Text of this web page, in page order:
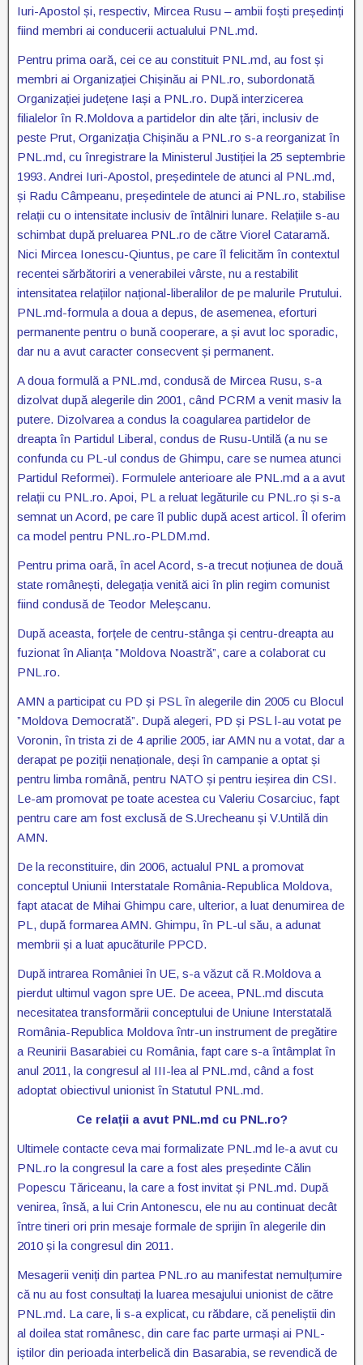
Iuri-Apostol și, respectiv, Mircea Rusu – ambii foști președinți
fiind membri ai conducerii actualului PNL.md.
Pentru prima oară, cei ce au constituit PNL.md, au fost și
membri ai Organizației Chișinău ai PNL.ro, subordonată
Organizației județene Iași a PNL.ro. După interzicerea
filialelor în R.Moldova a partidelor din alte țări, inclusiv de
peste Prut, Organizația Chișinău a PNL.ro s-a reorganizat în
PNL.md, cu înregistrare la Ministerul Justiției la 25 septembrie
1993. Andrei Iuri-Apostol, președintele de atunci al PNL.md,
și Radu Câmpeanu, președintele de atunci ai PNL.ro, stabilise
relații cu o intensitate inclusiv de întâlniri lunare. Relațiile s-au
schimbat după preluarea PNL.ro de către Viorel Cataramă.
Nici Mircea Ionescu-Qiuntus, pe care îl felicităm în contextul
recentei sărbătoriri a venerabilei vârste, nu a restabilit
intensitatea relațiilor național-liberalilor de pe malurile Prutului.
PNL.md-formula a doua a depus, de asemenea, eforturi
permanente pentru o bună cooperare, a și avut loc sporadic,
dar nu a avut caracter consecvent și permanent.
A doua formulă a PNL.md, condusă de Mircea Rusu, s-a
dizolvat după alegerile din 2001, când PCRM a venit masiv la
putere. Dizolvarea a condus la coagularea partidelor de
dreapta în Partidul Liberal, condus de Rusu-Untilă (a nu se
confunda cu PL-ul condus de Ghimpu, care se numea atunci
Partidul Reformei). Formulele anterioare ale PNL.md a a avut
relații cu PNL.ro. Apoi, PL a reluat legăturile cu PNL.ro și s-a
semnat un Acord, pe care îl public după acest articol. Îl oferim
ca model pentru PNL.ro-PLDM.md.
Pentru prima oară, în acel Acord, s-a trecut noțiunea de două
state românești, delegația venită aici în plin regim comunist
fiind condusă de Teodor Meleșcanu.
După aceasta, forțele de centru-stânga și centru-dreapta au
fuzionat în Alianța ”Moldova Noastră”, care a colaborat cu
PNL.ro.
AMN a participat cu PD și PSL în alegerile din 2005 cu Blocul
”Moldova Democrată”. După alegeri, PD și PSL l-au votat pe
Voronin, în trista zi de 4 aprilie 2005, iar AMN nu a votat, dar a
derapat pe poziții nenaționale, deși în campanie a optat și
pentru limba română, pentru NATO și pentru ieșirea din CSI.
Le-am promovat pe toate acestea cu Valeriu Cosarciuc, fapt
pentru care am fost exclusă de S.Urecheanu și V.Untilă din
AMN.
De la reconstituire, din 2006, actualul PNL a promovat
conceptul Uniunii Interstatale România-Republica Moldova,
fapt atacat de Mihai Ghimpu care, ulterior, a luat denumirea de
PL, după formarea AMN. Ghimpu, în PL-ul său, a adunat
membrii și a luat apucăturile PPCD.
După intrarea României în UE, s-a văzut că R.Moldova a
pierdut ultimul vagon spre UE. De aceea, PNL.md discuta
necesitatea transformării conceptului de Uniune Interstatală
România-Republica Moldova într-un instrument de pregătire
a Reunirii Basarabiei cu România, fapt care s-a întâmplat în
anul 2011, la congresul al III-lea al PNL.md, când a fost
adoptat obiectivul unionist în Statutul PNL.md.
Ce relații a avut PNL.md cu PNL.ro?
Ultimele contacte ceva mai formalizate PNL.md le-a avut cu
PNL.ro la congresul la care a fost ales președinte Călin
Popescu Tăriceanu, la care a fost invitat și PNL.md. După
venirea, însă, a lui Crin Antonescu, ele nu au continuat decât
între tineri ori prin mesaje formale de sprijin în alegerile din
2010 și la congresul din 2011.
Mesagerii veniți din partea PNL.ro au manifestat nemulțumire
că nu au fost consultați la luarea mesajului unionist de către
PNL.md. La care, li s-a explicat, cu răbdare, că peneliștii din
al doilea stat românesc, din care fac parte urmași ai PNL-
iștilor din perioada interbelică din Basarabia, se revendică de